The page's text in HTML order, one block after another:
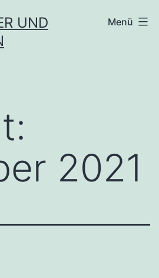
UND
Menü
2021